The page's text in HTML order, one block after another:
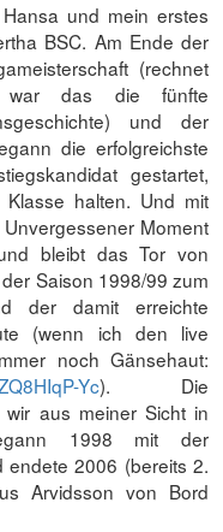
und mein erstes
BSC. Am Ende der
(rechnet
das die fünfte
und der
die erfolgreichste
gestartet,
halten. Und mit
Moment
bleibt das Tor von
Saison 1998/99 zum
der damit erreichte
(wenn ich den live
noch Gänsehaut:
Yc). Die
wir aus meiner Sicht in
1998 mit der
endete 2006 (bereits 2.
Arvidsson von Bord